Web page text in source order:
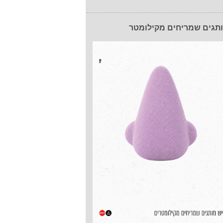
שמריחים מקילומטר